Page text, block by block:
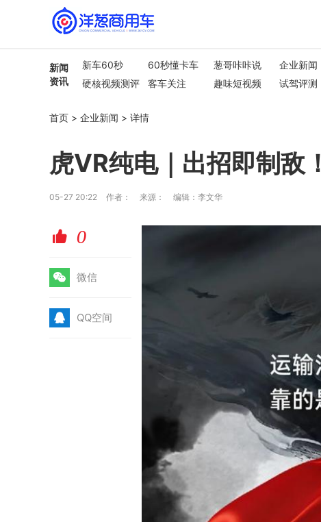
新闻
资讯
新车60秒 60秒懂卡车 葱哥咔咔说
企业新闻
硬核视频测评
客车关注 趣味短视频
试驾评测
首页 > 企业新闻 > 详情
虎VR纯电｜出招即制敌！
05-27 20:22 作者： 来源： 编辑：李文华
赞 0
微 微信
Q QQ空间